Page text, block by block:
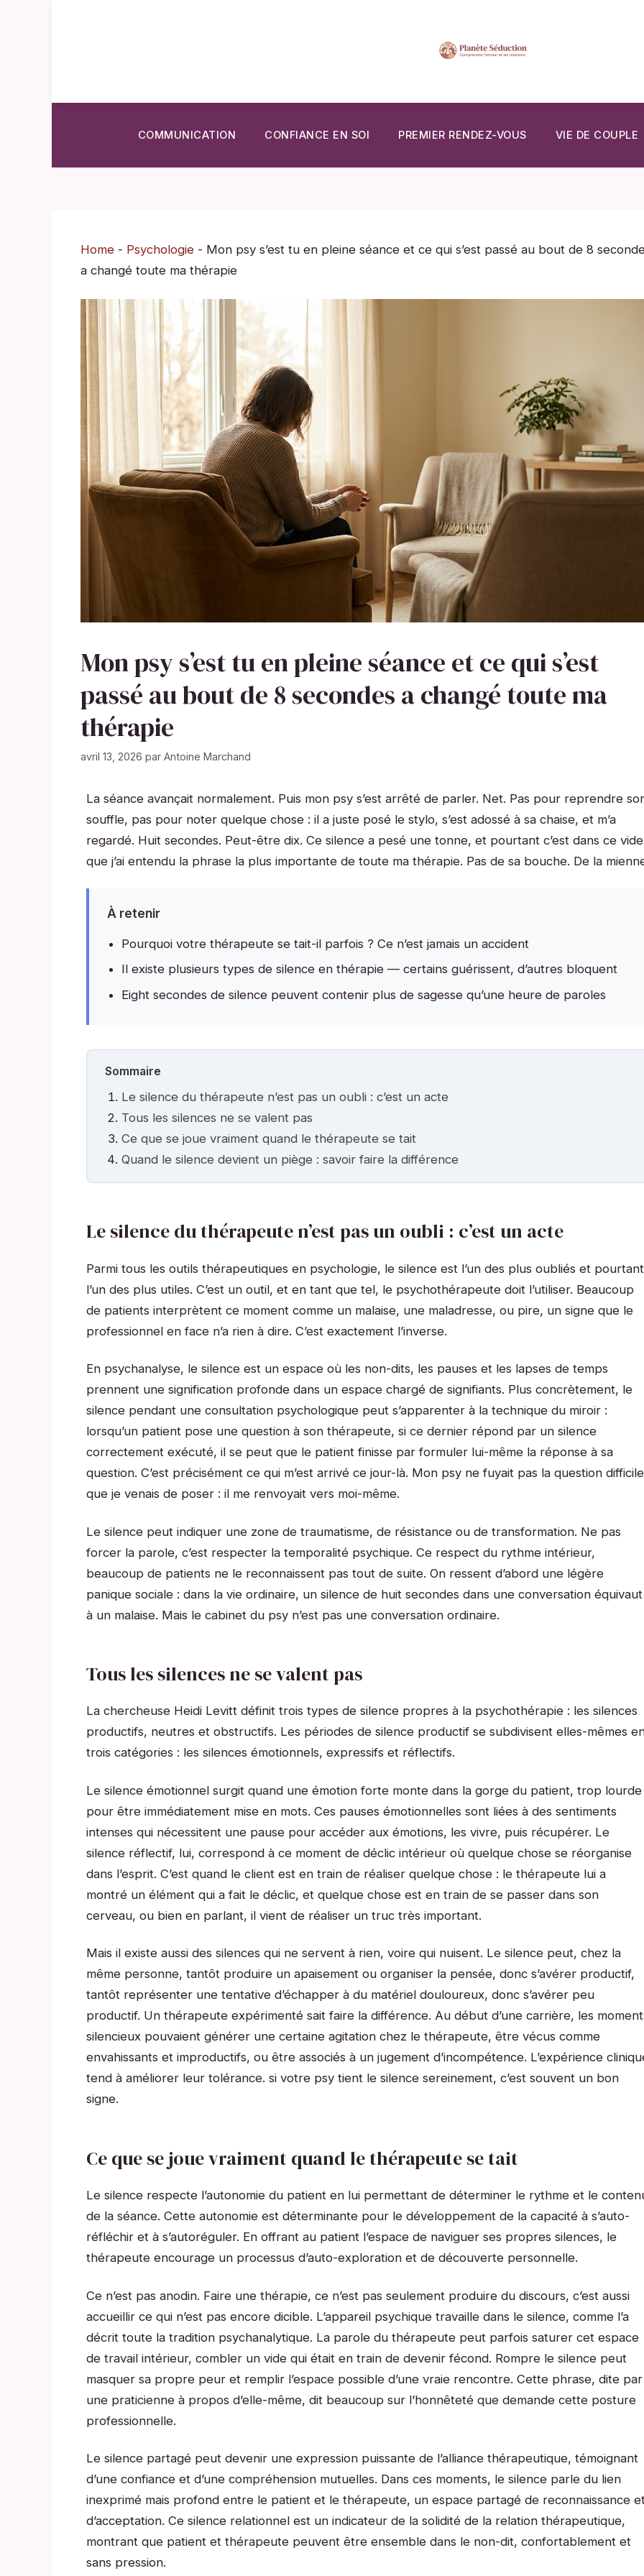
COMMUNICATION CONFIANCE EN SOI PREMIER RENDEZ-VOUS VIE DE COUPLE
Home - Psychologie - Mon psy s’est tu en pleine séance et ce qui s’est passé au bout de 8
a changé toute ma thérapie
Mon psy s’est tu en pleine séance et ce qui s’est
passé au bout de 8 secondes a changé toute ma
thérapie
avril 13, 2026 par Antoine Marchand
La séance avançait normalement. Puis mon psy s’est arrêté de parler. Net. Pas pour reprendre
souffle, pas pour noter quelque chose : il a juste posé le stylo, s’est adossé à sa chaise, et m’a
regardé. Huit secondes. Peut-être dix. Ce silence a pesé une tonne, et pourtant c’est dans ce vide
que j’ai entendu la phrase la plus importante de toute ma thérapie. Pas de sa bouche. De la
À retenir
Pourquoi votre thérapeute se tait-il parfois ? Ce n’est jamais un accident
Il existe plusieurs types de silence en thérapie — certains guérissent, d’autres bloquent
Eight secondes de silence peuvent contenir plus de sagesse qu’une heure de paroles
Sommaire
Le silence du thérapeute n’est pas un oubli : c’est un acte
Tous les silences ne se valent pas
Ce que se joue vraiment quand le thérapeute se tait
Quand le silence devient un piège : savoir faire la différence
Le silence du thérapeute n’est pas un oubli : c’est un acte
Parmi tous les outils thérapeutiques en psychologie, le silence est l’un des plus oubliés et pourtant
l’un des plus utiles. C’est un outil, et en tant que tel, le psychothérapeute doit l’utiliser. Beaucoup
de patients interprètent ce moment comme un malaise, une maladresse, ou pire, un signe que le
professionnel en face n’a rien à dire. C’est exactement l’inverse.
En psychanalyse, le silence est un espace où les non-dits, les pauses et les lapses de temps
prennent une signification profonde dans un espace chargé de signifiants. Plus concrètement, le
silence pendant une consultation psychologique peut s’apparenter à la technique du miroir :
lorsqu’un patient pose une question à son thérapeute, si ce dernier répond par un silence
correctement exécuté, il se peut que le patient finisse par formuler lui-même la réponse à sa
question. C’est précisément ce qui m’est arrivé ce jour-là. Mon psy ne fuyait pas la question difficile
que je venais de poser : il me renvoyait vers moi-même.
Le silence peut indiquer une zone de traumatisme, de résistance ou de transformation. Ne pas
forcer la parole, c’est respecter la temporalité psychique. Ce respect du rythme intérieur,
beaucoup de patients ne le reconnaissent pas tout de suite. On ressent d’abord une légère
panique sociale : dans la vie ordinaire, un silence de huit secondes dans une conversation équivaut
à un malaise. Mais le cabinet du psy n’est pas une conversation ordinaire.
Tous les silences ne se valent pas
La chercheuse Heidi Levitt définit trois types de silence propres à la psychothérapie : les silences
productifs, neutres et obstructifs. Les périodes de silence productif se subdivisent elles-mêmes
trois catégories : les silences émotionnels, expressifs et réflectifs.
Le silence émotionnel surgit quand une émotion forte monte dans la gorge du patient, trop lourde
pour être immédiatement mise en mots. Ces pauses émotionnelles sont liées à des sentiments
intenses qui nécessitent une pause pour accéder aux émotions, les vivre, puis récupérer. Le
silence réflectif, lui, correspond à ce moment de déclic intérieur où quelque chose se réorganise
dans l’esprit. C’est quand le client est en train de réaliser quelque chose : le thérapeute lui a
montré un élément qui a fait le déclic, et quelque chose est en train de se passer dans son
cerveau, ou bien en parlant, il vient de réaliser un truc très important.
Mais il existe aussi des silences qui ne servent à rien, voire qui nuisent. Le silence peut, chez la
même personne, tantôt produire un apaisement ou organiser la pensée, donc s’avérer productif,
tantôt représenter une tentative d’échapper à du matériel douloureux, donc s’avérer peu
productif. Un thérapeute expérimenté sait faire la différence. Au début d’une carrière, les
silencieux pouvaient générer une certaine agitation chez le thérapeute, être vécus comme
envahissants et improductifs, ou être associés à un jugement d’incompétence. L’expérience
tend à améliorer leur tolérance. si votre psy tient le silence sereinement, c’est souvent un bon
signe.
Ce que se joue vraiment quand le thérapeute se tait
Le silence respecte l’autonomie du patient en lui permettant de déterminer le rythme et le
de la séance. Cette autonomie est déterminante pour le développement de la capacité à s’auto-
réfléchir et à s’autoréguler. En offrant au patient l’espace de naviguer ses propres silences, le
thérapeute encourage un processus d’auto-exploration et de découverte personnelle.
Ce n’est pas anodin. Faire une thérapie, ce n’est pas seulement produire du discours, c’est aussi
accueillir ce qui n’est pas encore dicible. L’appareil psychique travaille dans le silence, comme l’a
décrit toute la tradition psychanalytique. La parole du thérapeute peut parfois saturer cet espace
de travail intérieur, combler un vide qui était en train de devenir fécond. Rompre le silence peut
masquer sa propre peur et remplir l’espace possible d’une vraie rencontre. Cette phrase, dite par
une praticienne à propos d’elle-même, dit beaucoup sur l’honnêteté que demande cette posture
professionnelle.
Le silence partagé peut devenir une expression puissante de l’alliance thérapeutique, témoignant
d’une confiance et d’une compréhension mutuelles. Dans ces moments, le silence parle du lien
inexprimé mais profond entre le patient et le thérapeute, un espace partagé de reconnaissance
d’acceptation. Ce silence relationnel est un indicateur de la solidité de la relation thérapeutique,
montrant que patient et thérapeute peuvent être ensemble dans le non-dit, confortablement et
sans pression.